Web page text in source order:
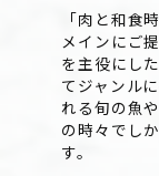
「肉と和食
メインにご
を主役にし
てジャンル
れる旬の魚
の時々でし
す。